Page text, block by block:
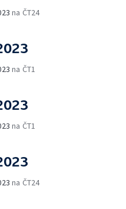
na ČT24
na ČT1
na ČT1
na ČT24